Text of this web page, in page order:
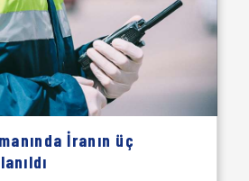
İranın üç